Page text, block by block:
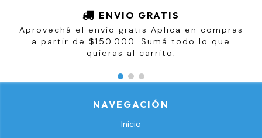
ENVIO GRATIS
Aprovechá el envío gratis Aplica en compras
a partir de $150.000. Sumá todo lo que
quieras al carrito.
NAVEGACIÓN
Inicio